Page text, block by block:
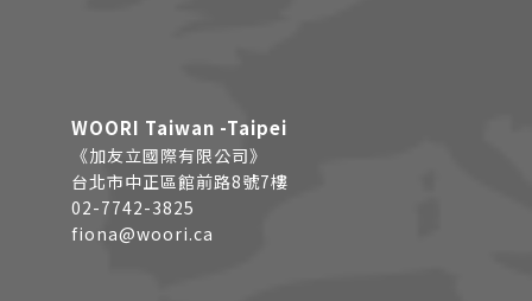
WOORI Taiwan -Taipei
《加友立國際有限公司》
台北市中正區館前路8號7樓
02-7742-3825
fiona@woori.ca